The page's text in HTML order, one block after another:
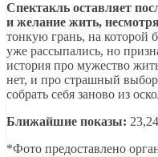
Спектакль оставляет
и желание жить,
тонкую грань, на которой
уже рассыпались, но
история про мужество
нет, и про страшный
собрать себя заново из
Ближайшие показы:
*Фото предоставлено